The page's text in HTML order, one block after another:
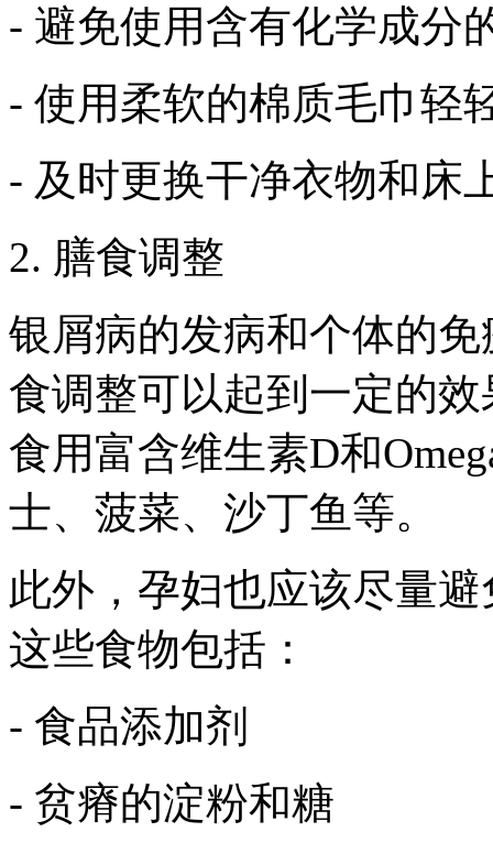
- 避免使用含有化学成分
- 使用柔软的棉质毛巾轻
- 及时更换干净衣物和床
2. 膳食调整
银屑病的发病和个体的
食调整可以起到一定的
食用富含维生素D和
士、菠菜、沙丁鱼等。
此外，孕妇也应该尽量
这些食物包括：
- 食品添加剂
- 贫瘠的淀粉和糖